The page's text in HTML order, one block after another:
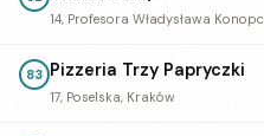
14, Profesora Władysława
83 Pizzeria Trzy Papryczki
17, Poselska, Kraków